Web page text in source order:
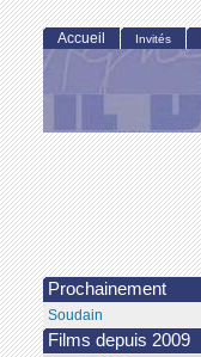
Accueil Invités
Prochainement
Soudain
Films depuis 2009